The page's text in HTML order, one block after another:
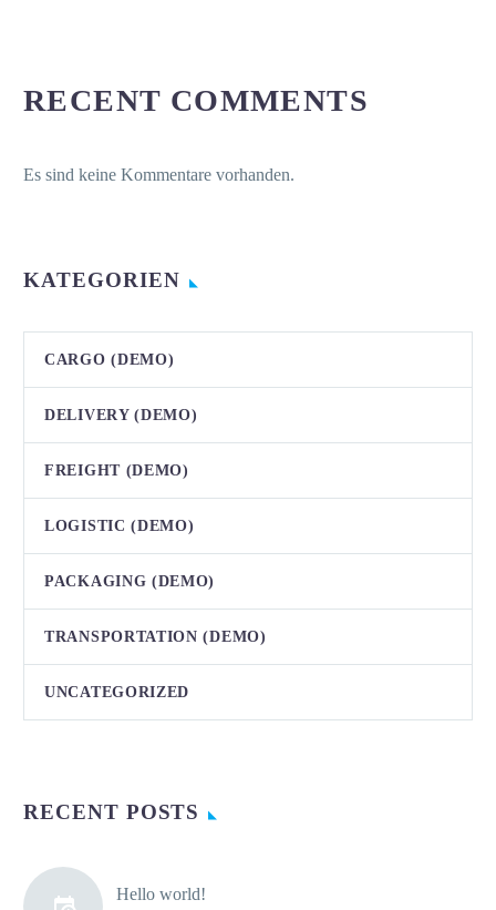
RECENT COMMENTS
Es sind keine Kommentare vorhanden.
KATEGORIEN
CARGO (DEMO)
DELIVERY (DEMO)
FREIGHT (DEMO)
LOGISTIC (DEMO)
PACKAGING (DEMO)
TRANSPORTATION (DEMO)
UNCATEGORIZED
RECENT POSTS
Hello world!